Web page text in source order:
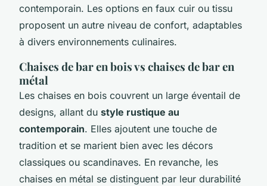
contemporain. Les options en faux cuir ou tissu
proposent un autre niveau de confort, adaptables
à divers environnements culinaires.
Chaises de bar en bois vs chaises de bar en
métal
Les chaises en bois couvrent un large éventail de
designs, allant du style rustique au
contemporain. Elles ajoutent une touche de
tradition et se marient bien avec les décors
classiques ou scandinaves. En revanche, les
chaises en métal se distinguent par leur durabilité